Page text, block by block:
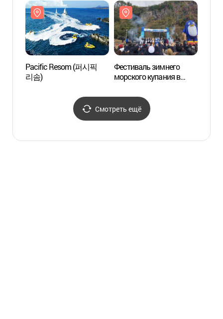
Pacific Resom (퍼시픽
리솜)
Фестиваль зимнего
морского купания в
겨울바다펭귄수영대회)
Смотреть ещё